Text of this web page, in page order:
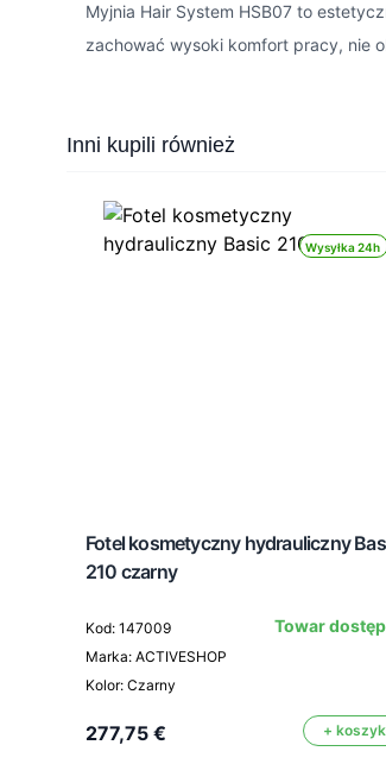
Myjnia Hair System HSB07 to
zachować wysoki komfort pracy, nie
Press to skip carousel
Inni kupili również
Wysyłka 24h
Fotel kosmetyczny hydrauliczny
210 czarny
Kod: 147009
Marka: ACTIVESHOP
Kolor: Czarny
Towar
277,75 € + koszyk